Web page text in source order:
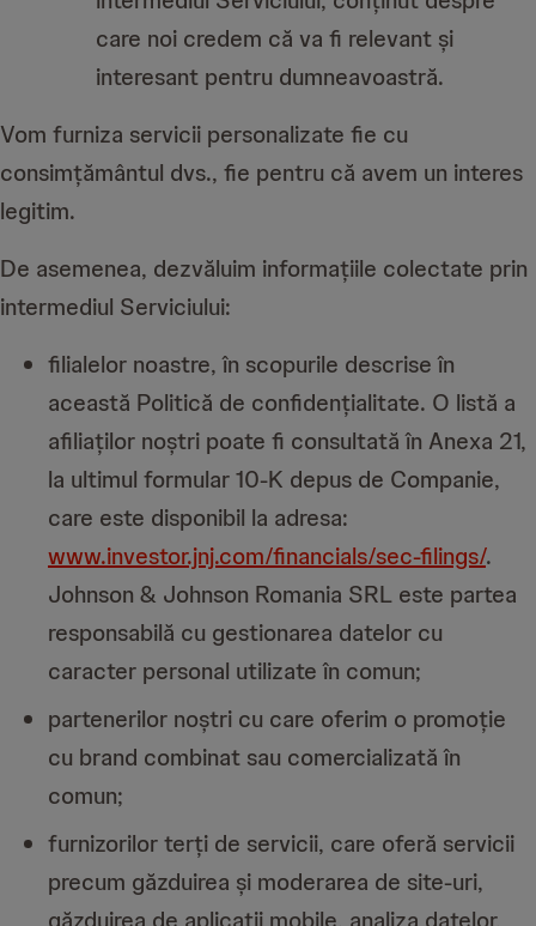
care noi credem că va fi relevant și
interesant pentru dumneavoastră.
Vom furniza servicii personalizate fie cu
consimțământul dvs., fie pentru că avem un interes
legitim.
De asemenea, dezvăluim informațiile colectate prin
intermediul Serviciului:
filialelor noastre, în scopurile descrise în
această Politică de confidențialitate. O listă a
afiliaților noștri poate fi consultată în Anexa 21,
la ultimul formular 10-K depus de Companie,
care este disponibil la adresa:
www.investor.jnj.com/financials/sec-filings/.
Johnson & Johnson Romania SRL este partea
responsabilă cu gestionarea datelor cu
caracter personal utilizate în comun;
partenerilor noștri cu care oferim o promoție
cu brand combinat sau comercializată în
comun;
furnizorilor terți de servicii, care oferă servicii
precum găzduirea și moderarea de site-uri,